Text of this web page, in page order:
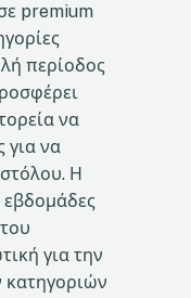
premium
περίοδος
να
για να
Η
εβδομάδες
για την
κατηγοριών